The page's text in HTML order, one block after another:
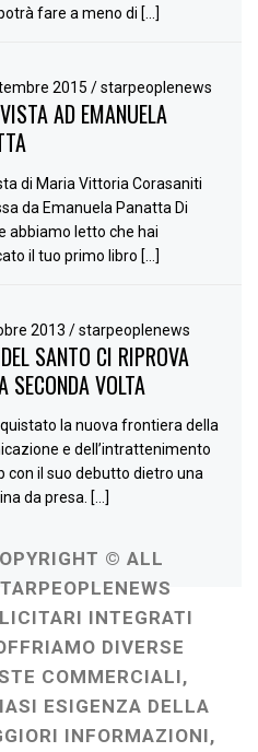
fare a meno di […]
2015/ starpeoplenews
AD EMANUELA
di Maria Vittoria Corasaniti
da Emanuela Panatta Di
abbiamo letto che hai
il tuo primo libro […]
2013/ starpeoplenews
SANTO CI RIPROVA
SECONDA VOLTA
la nuova frontiera della
e dell’intrattenimento
con il suo debutto dietro una
da presa. […]
© ALL
INTEGRATI
DIVERSE
COMMERCIALI,
ESIGENZA DELLA
INFORMAZIONI,